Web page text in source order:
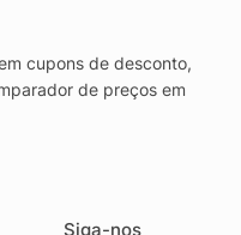
cupons de desconto,
de preços em
Siga-nos